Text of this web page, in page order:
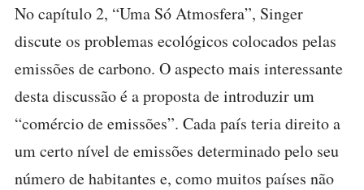
No capítulo 2, “Uma Só Atmosfera”, Singer
discute os problemas ecológicos colocados pelas
emissões de carbono. O aspecto mais interessante
desta discussão é a proposta de introduzir um
“comércio de emissões”. Cada país teria direito a
um certo nível de emissões determinado pelo seu
número de habitantes e, como muitos países não